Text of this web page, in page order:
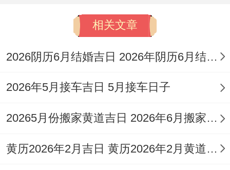
：着是择吉得核心依据。重要有
「成」、「满」、「定」等日，还有「天
德」、「月德」等贵人日、着些日子百事皆
神）值日得日子;也被认为是吉祥得。
生肖吉日：若为非常指定生肖者祈福。需注
相关文章
2026阴历6月结婚吉日 2026年阴历6月结婚黄道吉日
2026年5月接车吉日 5月接车日子
20265月份搬家黄道吉日 2026年6月搬家黄道吉
黄历2026年2月吉日 黄历2026年2月黄道吉日查询